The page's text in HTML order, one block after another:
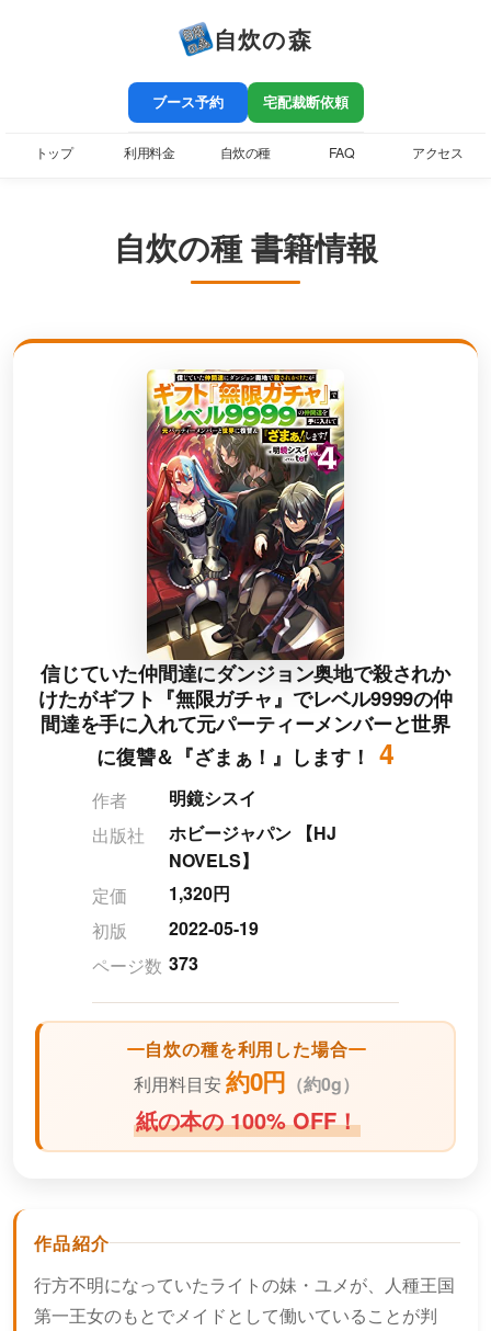
自炊の森
ブース予約 宅配裁断依頼
トップ 利用料金 自炊の種 FAQ アクセス
自炊の種 書籍情報
信じていた仲間達にダンジョン奥地で殺されか
けたがギフト『無限ガチャ』でレベル9999の仲
間達を手に入れて元パーティーメンバーと世界
に復讐＆『ざまぁ！』します！ 4
作者
明鏡シスイ
出版社
ホビージャパン 【HJ
NOVELS】
定価
1,320円
初版
2022-05-19
ページ数 373
自炊の種を利用した場合
利用料目安約0円 （約0g）
紙の本の 100% OFF！
作品紹介
行方不明になっていたライトの妹・ユメが、人種王国
第一王女のもとでメイドとして働いていることが判